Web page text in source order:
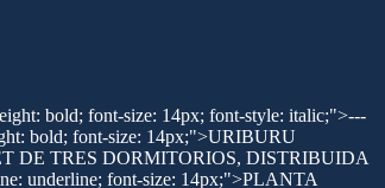
bold; font-size: 14px; font-style: italic;">---
bold; font-size: 14px;">URIBURU
DE TRES DORMITORIOS, DISTRIBUIDA
underline; font-size: 14px;">PLANTA